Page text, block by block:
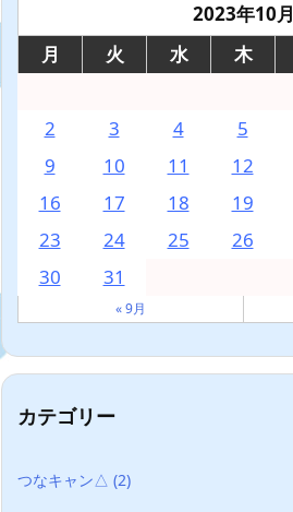
2023年10月
月
火 水 木
2
3 4 5
9
10 11 12
16
17 18 19
23
24 25 26
30
31
« 9月
カテゴリー
つなキャン△ (2)